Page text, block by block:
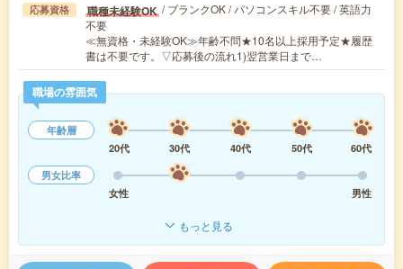
応募資格 職種未経験OK / ブランクOK / パソコンスキル不要 / 英語力
不要
≪無資格・未経験OK≫年齢不問★10名以上採用予定★履歴
書は不要です。▽応募後の流れ1)翌営業日まで…
職場の雰囲気
年齢層
20代
30代 40代 50代
60代
男女比率
女性
男性
もっと見る